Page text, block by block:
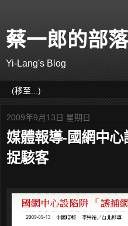
蔡一郎的部
Yi-Lang's Blog
2009年9月13日 星期日
媒體報導-國網中心
捉駭客